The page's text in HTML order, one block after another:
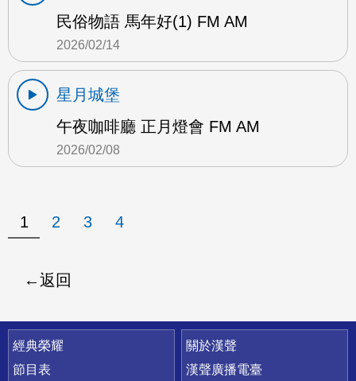
民俗物語 馬年好(1) FM AM
2026/02/14
星月城堡
午夜咖啡廳 正月燈會 FM AM
2026/02/08
1 2 3 4
返回
快速連結
經典榮耀
節目表
關於漢聲
漢聲廣播電臺